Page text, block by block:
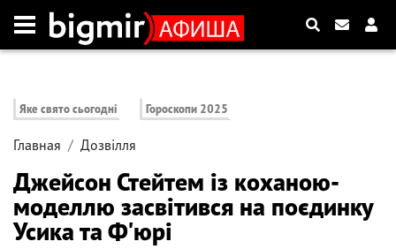
Яке свято сьогодні Гороскопи 2025
Главная Дозвілля
Джейсон Стейтем із коханою-
моделлю засвітився на поєдинку
Усика та Ф'юрі